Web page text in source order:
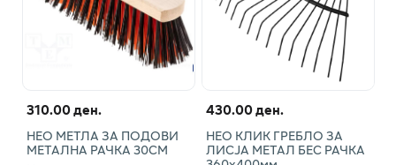
310.00 ден.
НЕО МЕТЛА ЗА ПОДОВИ
МЕТАЛНА РАЧКА 30СМ
430.00 ден.
НЕО КЛИК ГРЕБЛО ЗА
ЛИСЈА МЕТАЛ БЕС РАЧКА